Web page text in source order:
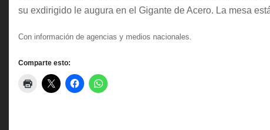
su exdirigido le augura en el Gigante de Acero. La mesa
Con información de agencias y medios nacionales.
Comparte esto: